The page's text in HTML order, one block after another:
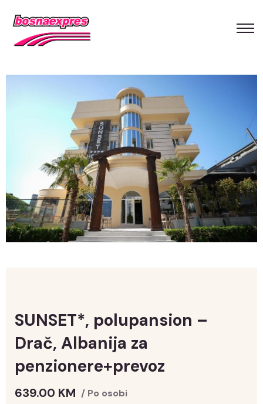
SUNSET*, polupansion –
Drač, Albanija za
penzionere+prevoz
639.00 KM / Po osobi